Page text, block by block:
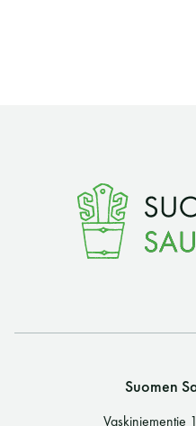
Suomen
Vaskiniementie